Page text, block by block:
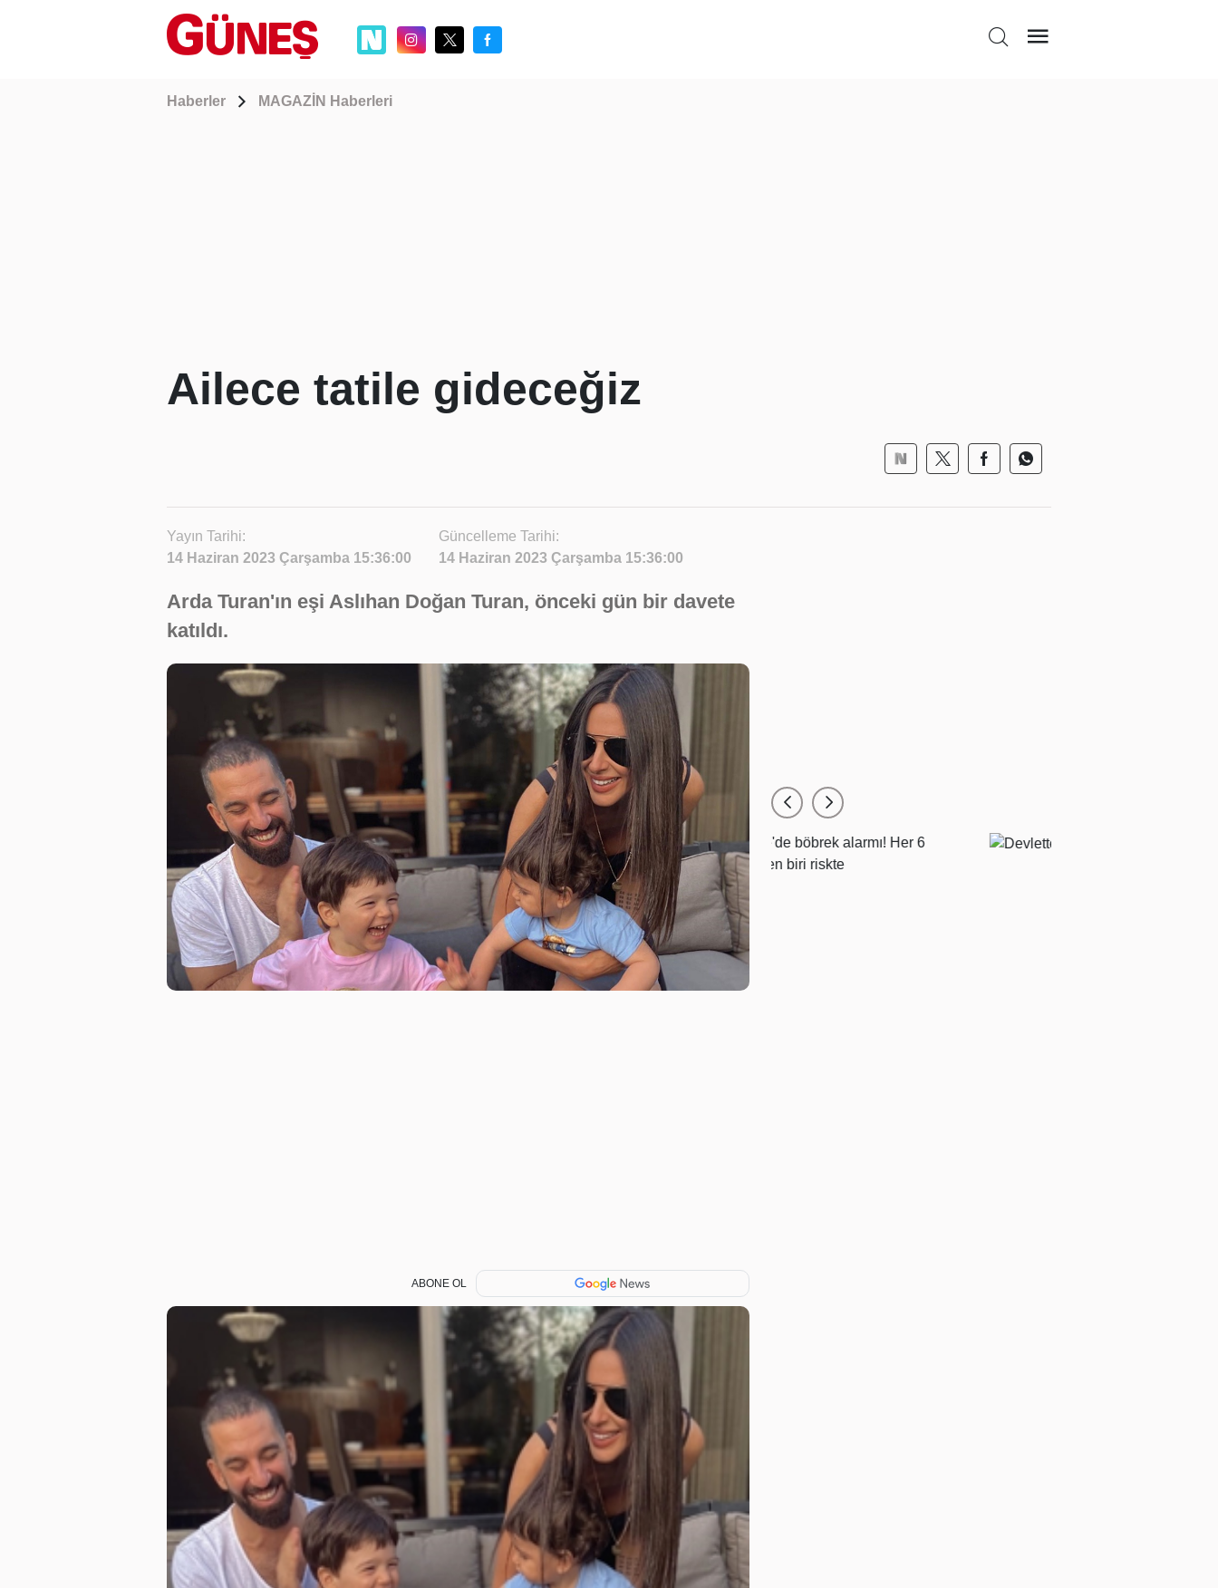
Haberler MAGAZİN Haberleri
Ailece tatile gideceğiz
Yayın Tarihi:
14 Haziran 2023 Çarşamba 15:36:00
Güncelleme Tarihi:
14 Haziran 2023 Çarşamba 15:36:00
Arda Turan'ın eşi Aslıhan Doğan Turan, önceki gün bir davete
katıldı.
ABONE OL